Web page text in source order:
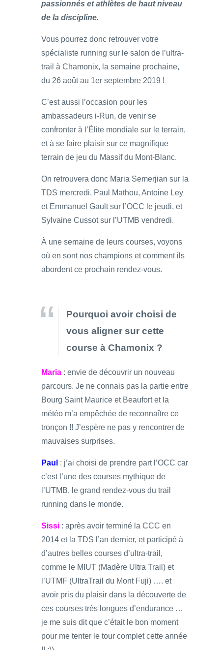
passionnés et athlètes de haut niveau
de la discipline.
Vous pourrez donc retrouver votre
spécialiste running sur le salon de l’ultra-
trail à Chamonix, la semaine prochaine,
du 26 août au 1er septembre 2019 !
C’est aussi l’occasion pour les
ambassadeurs i-Run, de venir se
confronter à l’Élite mondiale sur le terrain,
et à se faire plaisir sur ce magnifique
terrain de jeu du Massif du Mont-Blanc.
On retrouvera donc Maria Semerjian sur la
TDS mercredi, Paul Mathou, Antoine Ley
et Emmanuel Gault sur l’OCC le jeudi, et
Sylvaine Cussot sur l’UTMB vendredi.
À une semaine de leurs courses, voyons
où en sont nos champions et comment ils
abordent ce prochain rendez-vous.
Pourquoi avoir choisi de
vous aligner sur cette
course à Chamonix ?
Maria : envie de découvrir un nouveau
parcours. Je ne connais pas la partie entre
Bourg Saint Maurice et Beaufort et la
météo m’a empêchée de reconnaître ce
tronçon !! J’espère ne pas y rencontrer de
mauvaises surprises.
Paul : j’ai choisi de prendre part l’OCC car
c’est l’une des courses mythique de
l’UTMB, le grand rendez-vous du trail
running dans le monde.
Sissi : après avoir terminé la CCC en
2014 et la TDS l’an dernier, et participé à
d’autres belles courses d’ultra-trail,
comme le MIUT (Madère Ultra Trail) et
l’UTMF (UltraTrail du Mont Fuji) …. et
avoir pris du plaisir dans la découverte de
ces courses très longues d’endurance …
je me suis dit que c’était le bon moment
pour me tenter le tour complet cette année